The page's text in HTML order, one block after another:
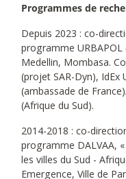
Programmes de
Depuis 2023 : co-
programme
Medellin, Mombasa.
(projet SAR-Dyn), IdEx
(ambassade de
(Afrique du Sud).
2014-2018 : co-
programme DALVAA,
les villes du Sud -
Emergence, Ville de